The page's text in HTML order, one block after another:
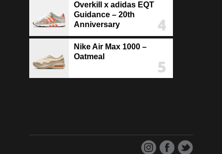
Overkill x adidas EQT
Guidance – 20th
Anniversary
Nike Air Max 1000 –
Oatmeal